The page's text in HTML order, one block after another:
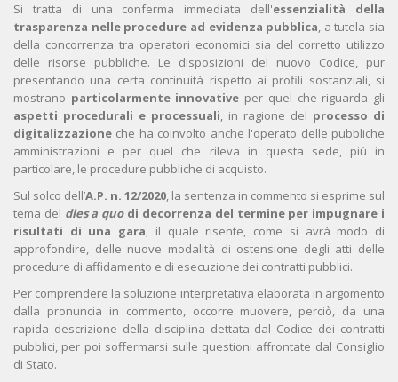
Si tratta di una conferma immediata dell'essenzialità della
trasparenza nelle procedure ad evidenza pubblica, a tutela sia
della concorrenza tra operatori economici sia del corretto utilizzo
delle risorse pubbliche. Le disposizioni del nuovo Codice, pur
presentando una certa continuità rispetto ai profili sostanziali, si
mostrano particolarmente innovative per quel che riguarda gli
aspetti procedurali e processuali, in ragione del processo di
digitalizzazione che ha coinvolto anche l'operato delle pubbliche
amministrazioni e per quel che rileva in questa sede, più in
particolare, le procedure pubbliche di acquisto.
Sul solco dell’A.P. n. 12/2020, la sentenza in commento si esprime sul
tema del dies a quodi decorrenza del termine per impugnare i
risultati di una gara, il quale risente, come si avrà modo di
approfondire, delle nuove modalità di ostensione degli atti delle
procedure di affidamento e di esecuzione dei contratti pubblici.
Per comprendere la soluzione interpretativa elaborata in argomento
dalla pronuncia in commento, occorre muovere, perciò, da una
rapida descrizione della disciplina dettata dal Codice dei contratti
pubblici, per poi soffermarsi sulle questioni affrontate dal Consiglio
di Stato.